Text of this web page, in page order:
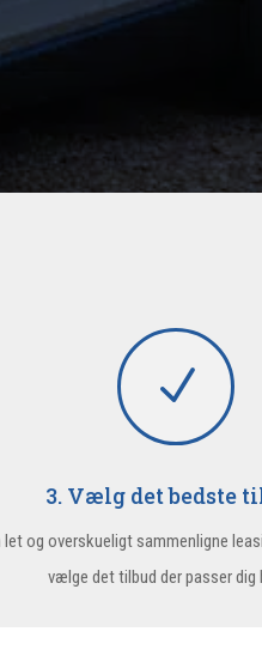
N
3. Vælg det bedste
let og overskueligt sammenligne
vælge det tilbud der passer dig